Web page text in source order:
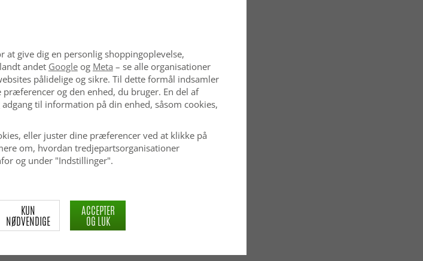
give dig en personlig shoppingoplevelse,
andet Googleog Meta – se alle organisationer
pålidelige og sikre. Til dette formål indsamler
og den enhed, du bruger. En del af
til information på din enhed, såsom cookies,
eller juster dine præferencer ved at klikke på
om, hvordan tredjepartsorganisationer
og under "Indstillinger".
KUN
NØDVENDIGE
ACCEPTER
OG LUK